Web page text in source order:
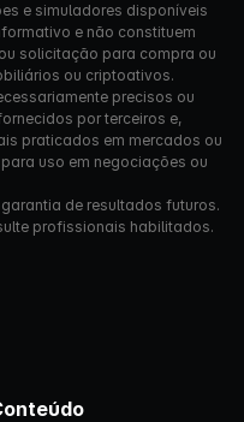
e simuladores disponíveis
e não constituem
solicitação para compra ou
ou criptoativos.
precisos ou
por terceiros e,
praticados em mercados ou
uso em negociações ou
de resultados futuros.
profissionais habilitados.